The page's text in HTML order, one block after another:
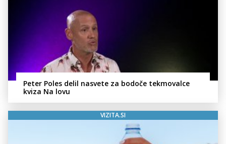
Peter Poles delil nasvete za bodoče tekmovalce
kviza Na lovu
VIZITA.SI